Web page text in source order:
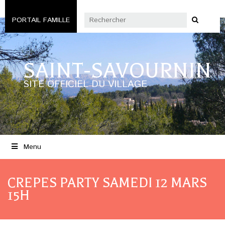
PORTAIL FAMILLE
SAINT-SAVOURNIN
SITE OFFICIEL DU VILLAGE
Menu
CREPES PARTY SAMEDI 12 MARS
15H